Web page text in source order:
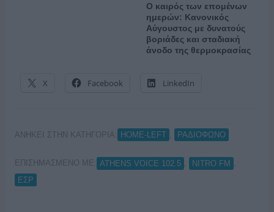
Ο καιρός των επομένων
ημερών: Κανονικός
Αύγουστος με δυνατούς
βοριάδες και σταδιακή
άνοδο της θερμοκρασίας
X Facebook LinkedIn
ΑΝΗΚΕΙ ΣΤΗΝ ΚΑΤΗΓΟΡΙΑ: HOME-LEFT ΡΑΔΙΟΦΩΝΟ
ΕΠΙΣΗΜΑΣΜΕΝΟ ΜΕ: ATHENS VOICE 102.5 NITRO FM
ΕΣΡ